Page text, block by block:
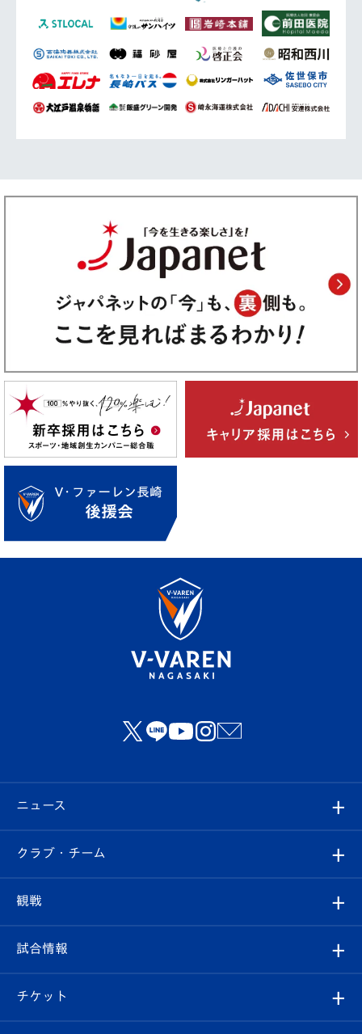
ニュース
すべて
クラブ
試合情報
クラブ・チーム
クラブ概要
エンブレム紹介
観戦
観戦ルール
はじめての観戦ガイド
試合情報
試合日程/結果
チケット